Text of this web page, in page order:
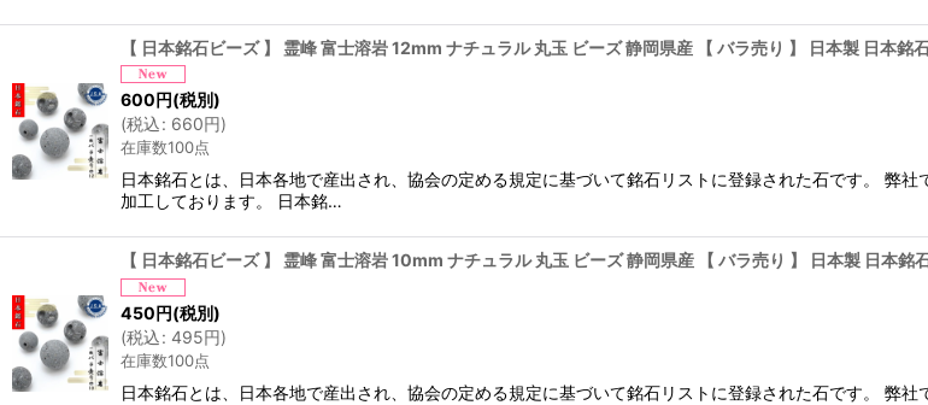
【 日本銘石ビーズ 】 霊峰 富士溶岩 12mm ナチュラル 丸玉 ビーズ 静岡県産 【 バラ売り 】 日本製 日本
600円(税別)
(税込: 660円)
在庫数100点
日本銘石とは、日本各地で産出され、協会の定める規定に基づいて銘石リストに登録された石です。 弊
加工しております。 日本銘…
【 日本銘石ビーズ 】 霊峰 富士溶岩 10mm ナチュラル 丸玉 ビーズ 静岡県産 【 バラ売り 】 日本製 日本
450円(税別)
(税込: 495円)
在庫数100点
日本銘石とは、日本各地で産出され、協会の定める規定に基づいて銘石リストに登録された石です。 弊